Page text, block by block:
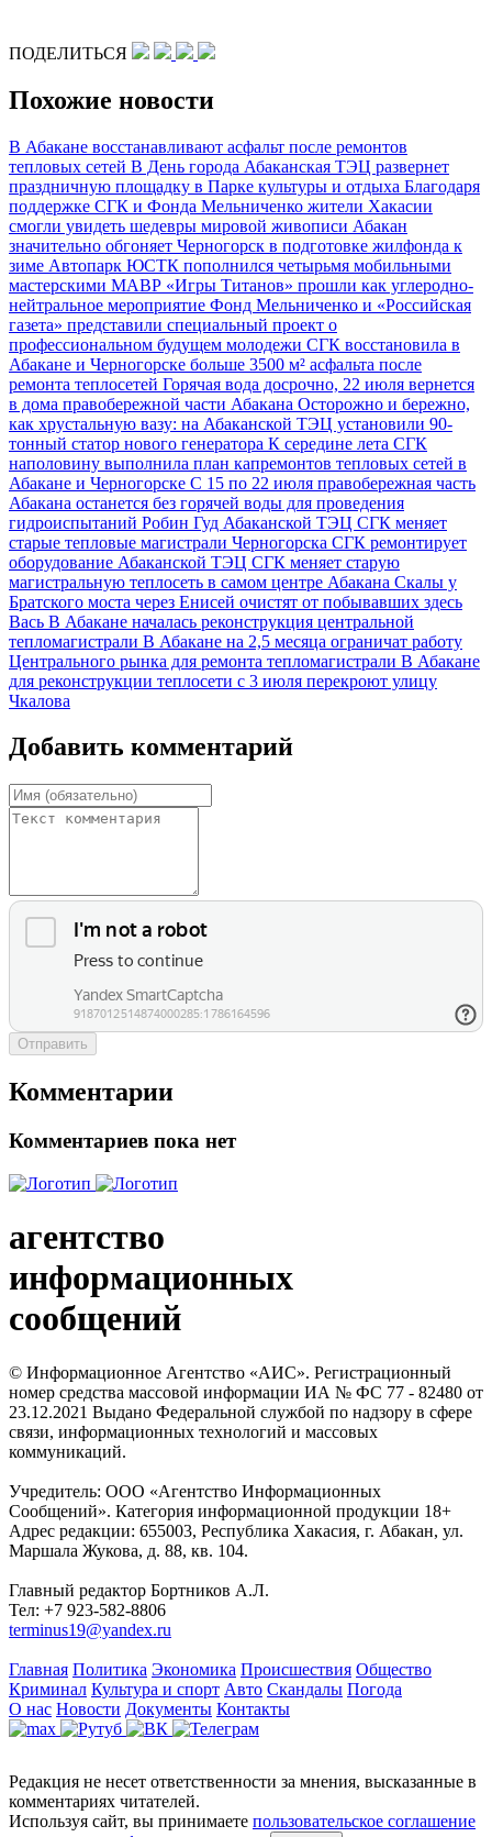
ПОДЕЛИТЬСЯ
Похожие новости
В Абакане восстанавливают асфальт после ремонтов
тепловых сетей В День города Абаканская ТЭЦ развернет
праздничную площадку в Парке культуры и отдыха Благодаря
поддержке СГК и Фонда Мельниченко жители Хакасии
смогли увидеть шедевры мировой живописи Абакан
значительно обгоняет Черногорск в подготовке жилфонда к
зиме Автопарк ЮСТК пополнился четырьмя мобильными
мастерскими МАВР «Игры Титанов» прошли как углеродно-
нейтральное мероприятие Фонд Мельниченко и «Российская
газета» представили специальный проект о
профессиональном будущем молодежи СГК восстановила в
Абакане и Черногорске больше 3500 м² асфальта после
ремонта теплосетей Горячая вода досрочно, 22 июля вернется
в дома правобережной части Абакана Осторожно и бережно,
как хрустальную вазу: на Абаканской ТЭЦ установили 90-
тонный статор нового генератора К середине лета СГК
наполовину выполнила план капремонтов тепловых сетей в
Абакане и Черногорске С 15 по 22 июля правобережная часть
Абакана останется без горячей воды для проведения
гидроиспытаний Робин Гуд Абаканской ТЭЦ СГК меняет
старые тепловые магистрали Черногорска СГК ремонтирует
оборудование Абаканской ТЭЦ СГК меняет старую
магистральную теплосеть в самом центре Абакана Скалы у
Братского моста через Енисей очистят от побывавших здесь
Вась В Абакане началась реконструкция центральной
тепломагистрали В Абакане на 2,5 месяца ограничат работу
Центрального рынка для ремонта тепломагистрали В Абакане
для реконструкции теплосети с 3 июля перекроют улицу
Чкалова
Добавить комментарий
Отправить
Комментарии
Комментариев пока нет
агентство
информационных
сообщений
© Информационное Агентство «АИС». Регистрационный
номер средства массовой информации ИА № ФС 77 - 82480 от
23.12.2021 Выдано Федеральной службой по надзору в сфере
связи, информационных технологий и массовых
коммуникаций.
Учредитель: ООО «Агентство Информационных
Сообщений». Категория информационной продукции 18+
Адрес редакции: 655003, Республика Хакасия, г. Абакан, ул.
Маршала Жукова, д. 88, кв. 104.
Главный редактор Бортников А.Л.
Тел: +7 923-582-8806
terminus19@yandex.ru
Главная Политика Экономика Происшествия Общество
Криминал Культура и спорт Авто Скандалы Погода
О нас Новости Документы Контакты
Редакция не несет ответственности за мнения, высказанные в
комментариях читателей.
Используя сайт, вы принимаете пользовательское соглашение